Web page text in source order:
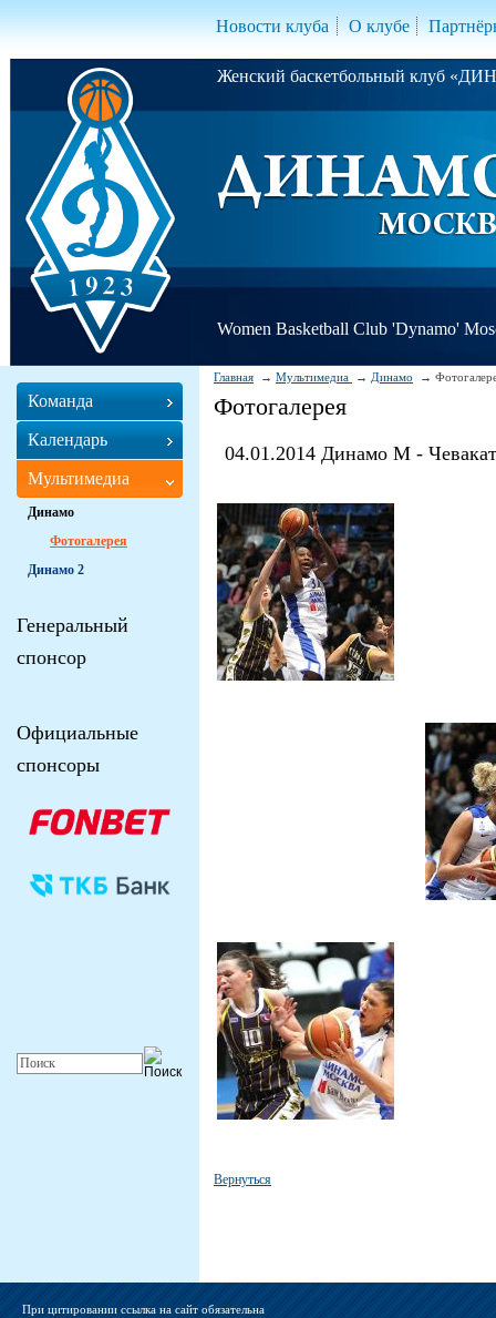
Новости клуба О клубе
Женский баскетбольный клуб
Women Basketball Club 'Dynamo'
Главная Мультимедиа Динамо
Фотогалерея
04.01.2014 Динамо М -
Вернуться
Команда
Календарь
Мультимедиа
Динамо
Фотогалерея
Динамо 2
Генеральный
спонсор
Официальные
спонсоры
При цитировании ссылка на сайт обязательна